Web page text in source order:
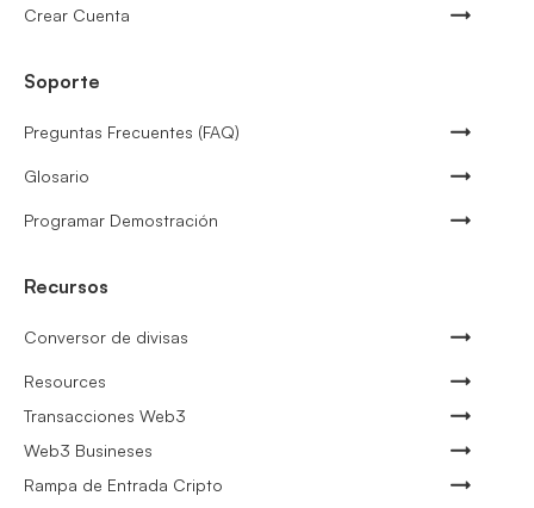
Crear Cuenta
Soporte
Preguntas Frecuentes (FAQ)
Glosario
Programar Demostración
Recursos
Conversor de divisas
Resources
Transacciones Web3
Web3 Busineses
Rampa de Entrada Cripto